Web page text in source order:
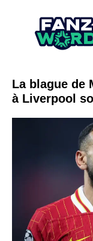
La blague de
à Liverpool